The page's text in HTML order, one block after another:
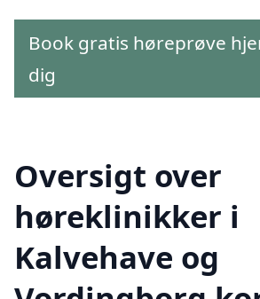
Book gratis høreprøve
dig
Oversigt over
høreklinikker i
Kalvehave og